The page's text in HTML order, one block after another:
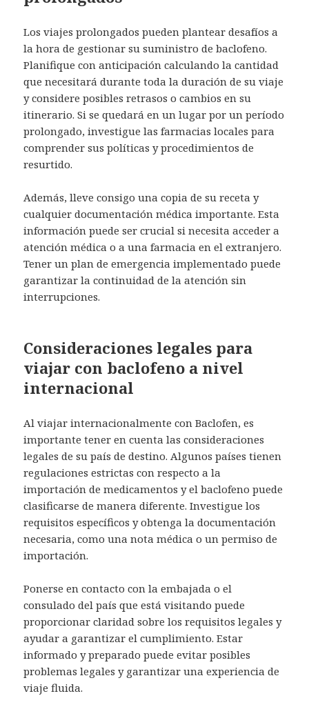
Los viajes prolongados pueden plantear desafíos a
la hora de gestionar su suministro de baclofeno.
Planifique con anticipación calculando la cantidad
que necesitará durante toda la duración de su viaje
y considere posibles retrasos o cambios en su
itinerario. Si se quedará en un lugar por un período
prolongado, investigue las farmacias locales para
comprender sus políticas y procedimientos de
resurtido.
Además, lleve consigo una copia de su receta y
cualquier documentación médica importante. Esta
información puede ser crucial si necesita acceder a
atención médica o a una farmacia en el extranjero.
Tener un plan de emergencia implementado puede
garantizar la continuidad de la atención sin
interrupciones.
Consideraciones legales para
viajar con baclofeno a nivel
internacional
Al viajar internacionalmente con Baclofen, es
importante tener en cuenta las consideraciones
legales de su país de destino. Algunos países tienen
regulaciones estrictas con respecto a la
importación de medicamentos y el baclofeno puede
clasificarse de manera diferente. Investigue los
requisitos específicos y obtenga la documentación
necesaria, como una nota médica o un permiso de
importación.
Ponerse en contacto con la embajada o el
consulado del país que está visitando puede
proporcionar claridad sobre los requisitos legales y
ayudar a garantizar el cumplimiento. Estar
informado y preparado puede evitar posibles
problemas legales y garantizar una experiencia de
viaje fluida.